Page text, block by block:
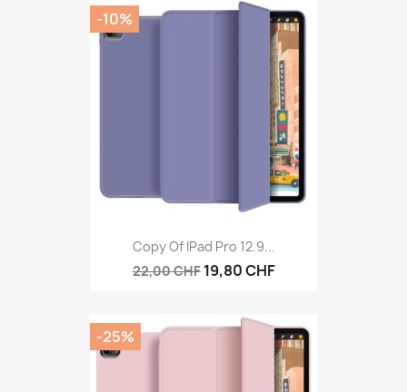
Copy Of IPad Pro 12.9...
22,00 CHF 19,80 CHF
-10%
-25%